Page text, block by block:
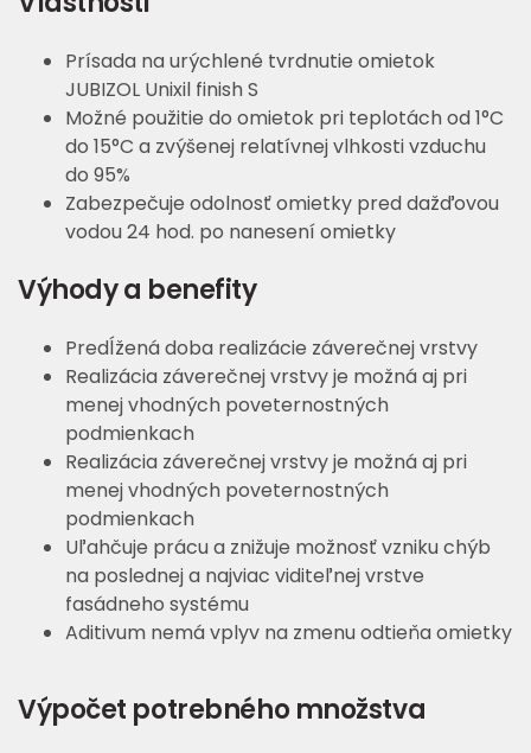
Prísada na urýchlené tvrdnutie omietok
JUBIZOL Unixil finish S
Možné použitie do omietok pri teplotách od 1°C
do 15°C a zvýšenej relatívnej vlhkosti vzduchu
do 95%
Zabezpečuje odolnosť omietky pred dažďovou
vodou 24 hod. po nanesení omietky
Výhody a benefity
Predĺžená doba realizácie záverečnej vrstvy
Realizácia záverečnej vrstvy je možná aj pri
menej vhodných poveternostných
podmienkach
Realizácia záverečnej vrstvy je možná aj pri
menej vhodných poveternostných
podmienkach
Uľahčuje prácu a znižuje možnosť vzniku chýb
na poslednej a najviac viditeľnej vrstve
fasádneho systému
Aditivum nemá vplyv na zmenu odtieňa omietky
Výpočet potrebného množstva